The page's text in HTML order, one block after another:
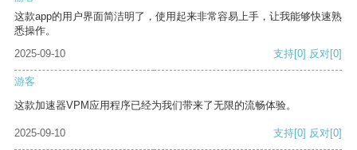
这款app的用户界面简洁明了，使用起来非常容易上手，让我能够快速熟
悉操作。
2025-09-10
支持[0] 反对[0]
游客
这款加速器VPM应用程序已经为我们带来了无限的流畅体验。
2025-09-10 支持[0] 反对[0]